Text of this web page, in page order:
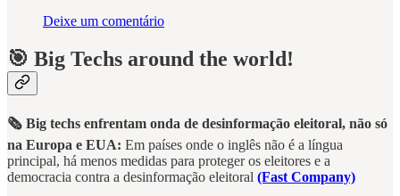
Deixe um comentário
🎯 Big Techs around the world!
🗞️ Big techs enfrentam onda de desinformação eleitoral, não só
na Europa e EUA: Em países onde o inglês não é a língua
principal, há menos medidas para proteger os eleitores e a
democracia contra a desinformação eleitoral (Fast Company)